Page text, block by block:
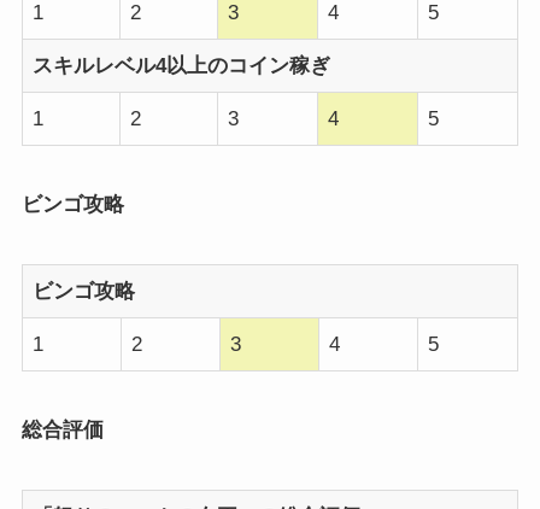
1 2 3 4 5
スキルレベル4以上のコイン稼ぎ
1 2 3 4 5
ビンゴ攻略
ビンゴ攻略
1 2 3 4 5
総合評価